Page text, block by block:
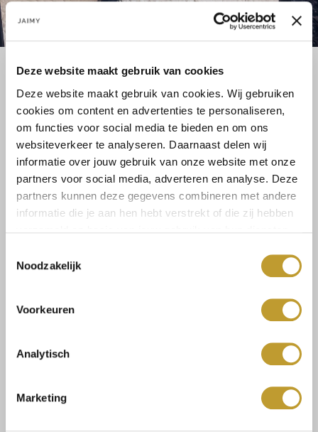
Deze website maakt gebruik van cookies
Deze website maakt gebruik van cookies. Wij gebruiken
cookies om content en advertenties te personaliseren,
om functies voor social media te bieden en om ons
websiteverkeer te analyseren. Daarnaast delen wij
informatie over jouw gebruik van onze website met onze
partners voor social media, adverteren en analyse. Deze
partners kunnen deze gegevens combineren met andere
informatie die je aan hen hebt verstrekt of die zij hebben
Noodzakelijk
Voorkeuren
Analytisch
Marketing
LET OP: ivm hoogte kortingspercentage kan dit artikel niet
geretourneerd worden.
Maat:
M/L
Toevoegen aan winkelwagen
Verzenden & retourneren